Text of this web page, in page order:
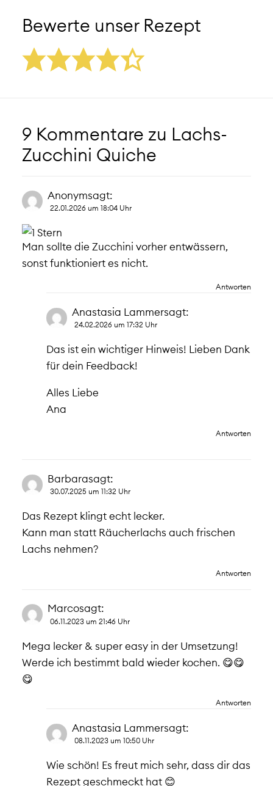
Bewerte unser Rezept
9 Kommentare zu Lachs-
Zucchini Quiche
Anonymsagt:
22.01.2026 um 18:04 Uhr
Man sollte die Zucchini vorher entwässern,
sonst funktioniert es nicht.
Antworten
Anastasia Lammersagt:
24.02.2026 um 17:32 Uhr
Das ist ein wichtiger Hinweis! Lieben Dank
für dein Feedback!
Alles Liebe
Ana
Antworten
Barbarasagt:
30.07.2025 um 11:32 Uhr
Das Rezept klingt echt lecker.
Kann man statt Räucherlachs auch frischen
Lachs nehmen?
Antworten
Marcosagt:
06.11.2023 um 21:46 Uhr
Mega lecker & super easy in der Umsetzung!
Werde ich bestimmt bald wieder kochen. 😋😋
😋
Antworten
Anastasia Lammersagt:
08.11.2023 um 10:50 Uhr
Wie schön! Es freut mich sehr, dass dir das
Rezept geschmeckt hat 😊